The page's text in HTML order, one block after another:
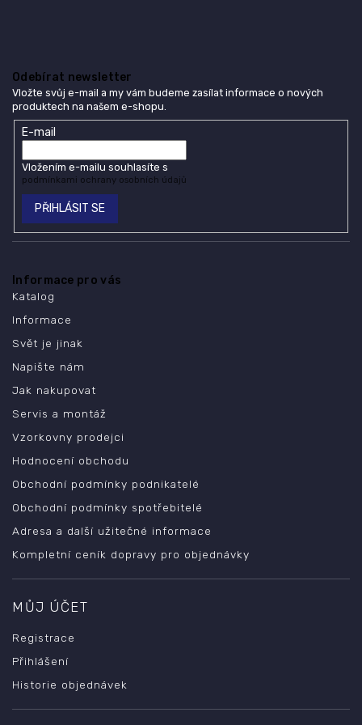
Odebírat newsletter
Vložte svůj e-mail a my vám budeme zasílat informace o nových
produktech na našem e-shopu.
E-mail
Vložením e-mailu souhlasíte s
podmínkami ochrany osobních údajů
PŘIHLÁSIT SE
Informace pro vás
Katalog
Informace
Svět je jinak
Napište nám
Jak nakupovat
Servis a montáž
Vzorkovny prodejci
Hodnocení obchodu
Obchodní podmínky podnikatelé
Obchodní podmínky spotřebitelé
Adresa a další užitečné informace
Kompletní ceník dopravy pro objednávky
MŮJ ÚČET
Registrace
Přihlášení
Historie objednávek